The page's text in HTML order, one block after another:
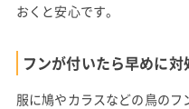
おくと安心です。
フンが付いたら早めに対
服に鳩やカラスなどの鳥のフ